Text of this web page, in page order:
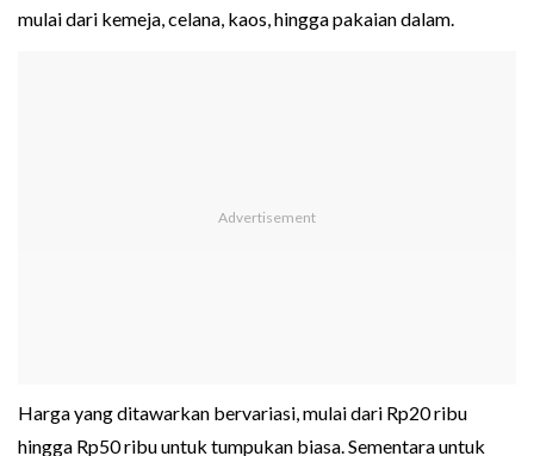
mulai dari kemeja, celana, kaos, hingga pakaian dalam.
Harga yang ditawarkan bervariasi, mulai dari Rp20 ribu
hingga Rp50 ribu untuk tumpukan biasa. Sementara untuk